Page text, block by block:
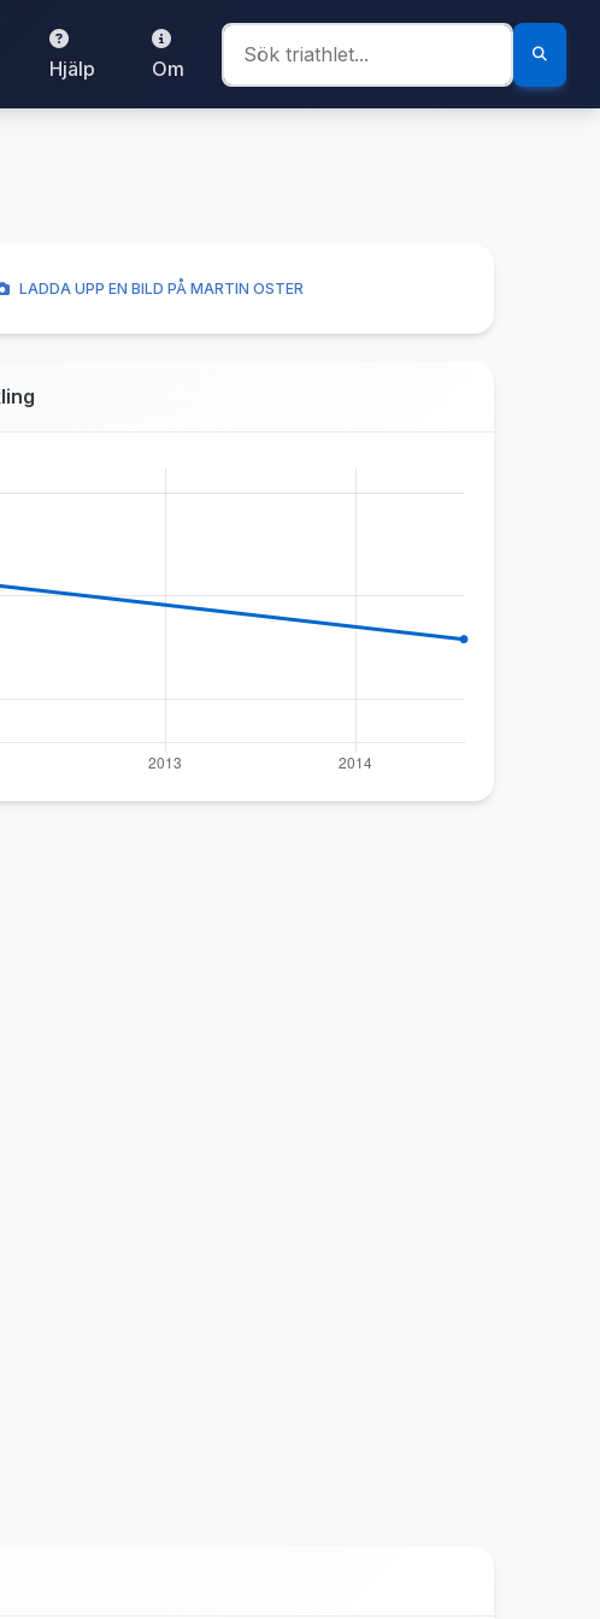
Hjälp Om
LADDA UPP EN BILD PÅ MARTIN OSTER